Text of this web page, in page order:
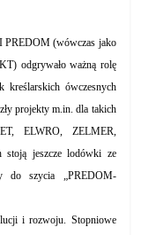
PREDOM (wówczas jako
odgrywało ważną rolę
kreślarskich ówczesnych
projekty m.in. dla takich
ELWRO, ZELMER,
jeszcze lodówki ze
do szycia „PREDOM-
i rozwoju. Stopniowe